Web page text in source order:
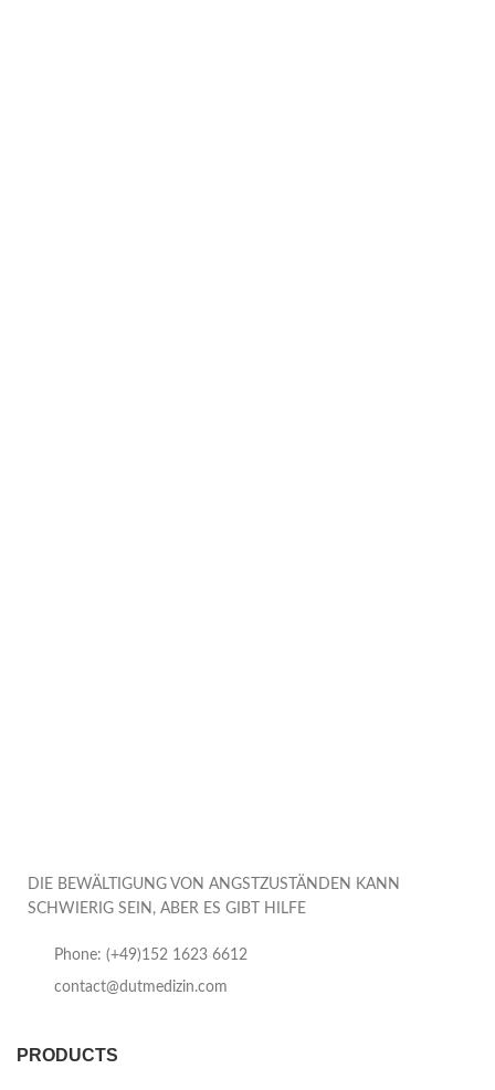
DIE BEWÄLTIGUNG VON ANGSTZUSTÄNDEN KANN
SCHWIERIG SEIN, ABER ES GIBT HILFE
Phone: (+49)152 1623 6612
contact@dutmedizin.com
PRODUCTS